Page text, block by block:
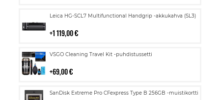
Leica HG-SCL7 Multifunctional Handgrip -akkukahva (SL3)
1 119,00 €
Lisää
VSGO Cleaning Travel Kit -puhdistussetti
69,00 €
Lisää
SanDisk Extreme Pro CFexpress Type B 256GB -muistikortti
Lisää